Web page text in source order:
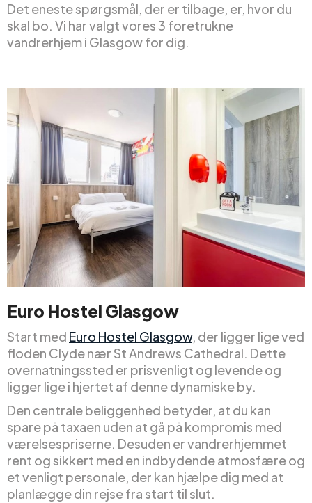
Det eneste spørgsmål, der er tilbage, er, hvor du
skal bo. Vi har valgt vores 3 foretrukne
vandrerhjem i Glasgow for dig.
Euro Hostel Glasgow
Start med Euro Hostel Glasgow, der ligger lige ved
floden Clyde nær St Andrews Cathedral. Dette
overnatningssted er prisvenligt og levende og
ligger lige i hjertet af denne dynamiske by.
Den centrale beliggenhed betyder, at du kan
spare på taxaen uden at gå på kompromis med
værelsespriserne. Desuden er vandrerhjemmet
rent og sikkert med en indbydende atmosfære og
et venligt personale, der kan hjælpe dig med at
planlægge din rejse fra start til slut.